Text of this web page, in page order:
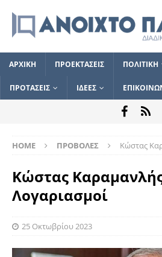
ΑΡΧΙΚΗ ΠΡΟΕΚΤΑΣΕΙΣ ΠΟΛΙΤΙΚΗ
ΠΡΟΤΑΣΕΙΣ ΙΔΕΕΣ
HOME ΠΡΟΒΟΛΕΣ Κώστας
Κώστας
Λογαριασμοί
25 Οκτωβρίου 2023